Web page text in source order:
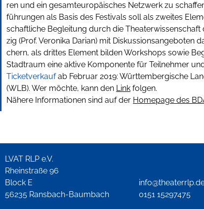
ren und ein gesamt­eu­ro­päi­sches Netz­werk zu
füh­run­gen als Basis des Fes­ti­vals soll als zwei­tes
schaft­li­che Beglei­tung durch die
zig (Prof. Vero­ni­ka Dari­an) mit Dis­kus­si­ons­an­ge­bo­ten
chern, als drit­tes Ele­ment bil­den Work­shops sowie
Stadt­raum eine akti­ve Kom­po­nen­te für Teil­neh­mer
Ticketverkaufab Februar 2019: Württembergische
(WLB). Wer möchte, kann den Link folgen.
Nähere Informationen sind auf der Homepage des
LVAT RLP e.V.
Rheinstraße 96
Block E
56235 Ransbach-Baumbach
0151 15297475